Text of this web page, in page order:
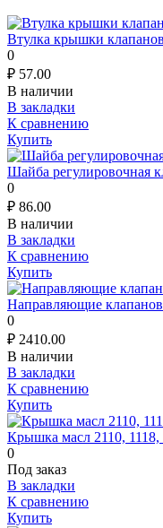
Втулка крышки
0
₽ 57.00
В наличии
В закладки
К сравнению
Купить
Шайба регулировочная
0
₽ 86.00
В наличии
В закладки
К сравнению
Купить
Направляющие
0
₽ 2410.00
В наличии
В закладки
К сравнению
Купить
Крышка масл 2110,
0
Под заказ
В закладки
К сравнению
Купить